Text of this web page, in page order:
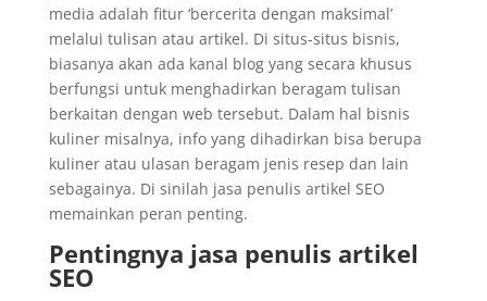
media adalah fitur ‘bercerita dengan maksimal’
melalui tulisan atau artikel. Di situs-situs bisnis,
biasanya akan ada kanal blog yang secara khusus
berfungsi untuk menghadirkan beragam tulisan
berkaitan dengan web tersebut. Dalam hal bisnis
kuliner misalnya, info yang dihadirkan bisa berupa
kuliner atau ulasan beragam jenis resep dan lain
sebagainya. Di sinilah jasa penulis artikel SEO
memainkan peran penting.
Pentingnya jasa penulis artikel
SEO